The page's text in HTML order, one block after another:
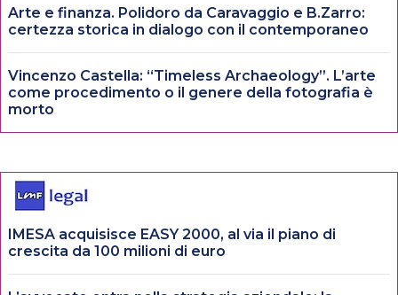
Arte e finanza. Polidoro da Caravaggio e B.Zarro:
certezza storica in dialogo con il contemporaneo
Vincenzo Castella: “Timeless Archaeology”. L’arte
come procedimento o il genere della fotografia è
morto
IMESA acquisisce EASY 2000, al via il piano di
crescita da 100 milioni di euro